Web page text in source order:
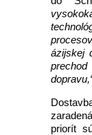
ázijskej
priorít